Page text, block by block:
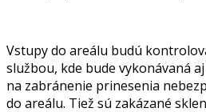
Vstupy do areálu budú
službou, kde bude vykonávaná
na zabránenie prinesenia
do areálu. Tiež sú zakázané